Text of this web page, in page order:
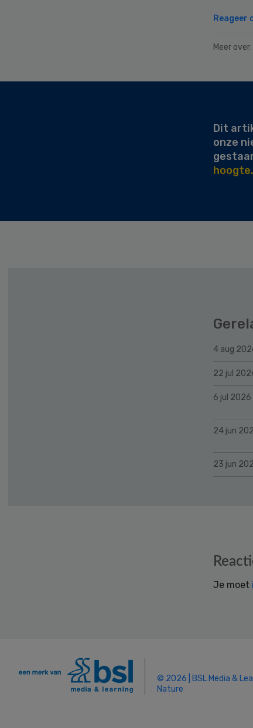
Reageer
Meer over:
Secondary
Dit
onze
hoogte.
4 aug
22 jul
6 jul 2026
24 jun
23 jun
Je moet
© 2026 | BSL Media &
Nature